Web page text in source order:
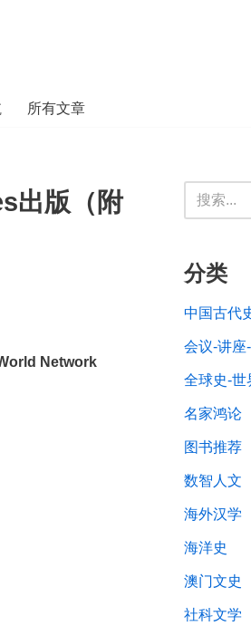
所有文章
出版（附
Network
分类
中国古代
会议-讲座
全球史-世
名家鸿论
图书推荐
数智人文
海外汉学
海洋史
澳门文史
社科文学